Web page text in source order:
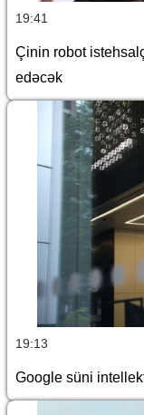
19:41
Çinin robot
edəcək
19:13
Google süni